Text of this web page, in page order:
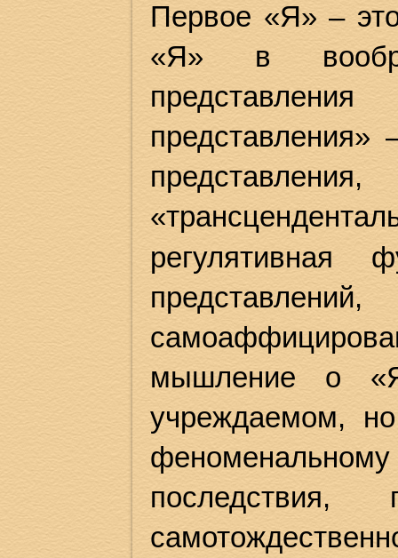
Первое «Я» –
«Я» в
представления»
регулятивная
мышление о
учреждаемом,